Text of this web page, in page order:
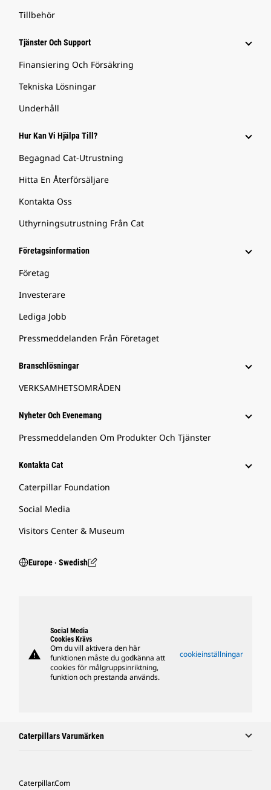
Tillbehör
Tjänster Och Support
Finansiering Och Försäkring
Tekniska Lösningar
Underhåll
Hur Kan Vi Hjälpa Till?
Begagnad Cat-Utrustning
Hitta En Återförsäljare
Kontakta Oss
Uthyrningsutrustning Från Cat
Företagsinformation
Företag
Investerare
Lediga Jobb
Pressmeddelanden Från Företaget
Branschlösningar
VERKSAMHETSOMRÅDEN
Nyheter Och Evenemang
Pressmeddelanden Om Produkter Och Tjänster
Kontakta Cat
Caterpillar Foundation
Social Media
Visitors Center & Museum
Europe ‧ Swedish
warning
Social Media
Cookies Krävs
Om du vill aktivera den här
funktionen måste du godkänna att
cookies för målgruppsinriktning,
funktion och prestanda används.
cookieinställningar
Caterpillars Varumärken
Caterpillar.com